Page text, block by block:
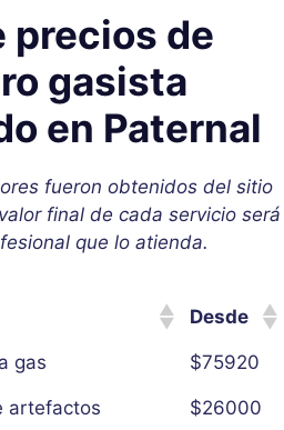
precios de
gasista
en Paternal
fueron obtenidos del sitio
final de cada servicio será
que lo atienda.
Desde
gas $75920
artefactos $26000